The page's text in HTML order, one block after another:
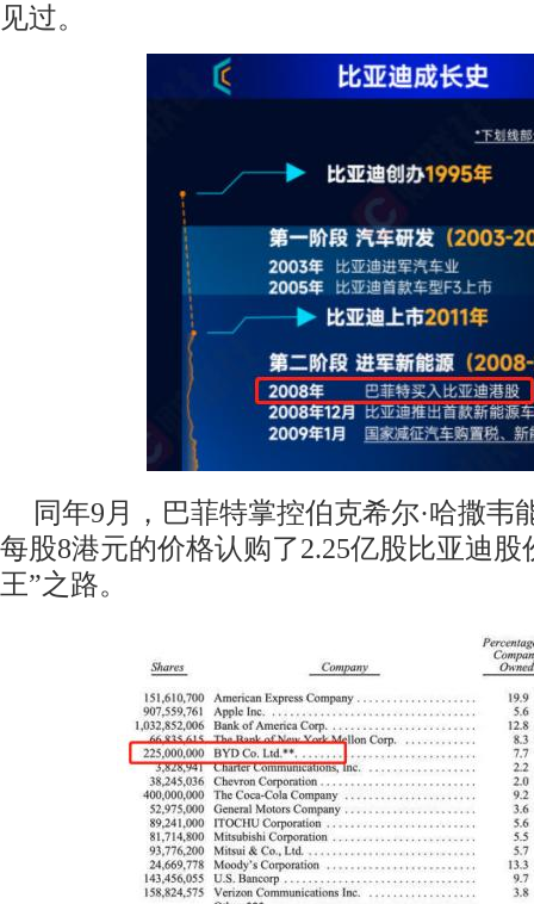
见过。
同年9月，巴菲特掌控伯克希尔·哈撒韦
每股8港元的价格认购了2.25亿股比亚迪
王”之路。